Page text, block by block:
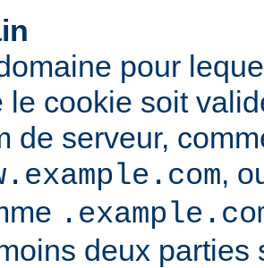
pour
le cookie soit
de serveur,
,
deux parties